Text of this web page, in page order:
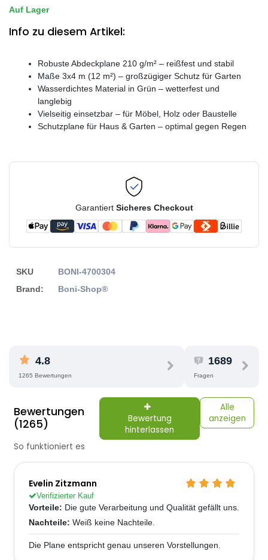
Auf Lager
Info zu diesem Artikel:
Robuste Abdeckplane 210 g/m² – reißfest und stabil
Maße 3x4 m (12 m²) – großzügiger Schutz für Garten
Wasserdichtes Material in Grün – wetterfest und
langlebig
Vielseitig einsetzbar – für Möbel, Holz oder Baustelle
Schutzplane für Haus & Garten – optimal gegen Regen
Garantiert Sicheres Checkout
SKU
BONI-4700304
Brand:
Boni-Shop®
4.8
1265 Bewertungen
1689
Fragen
Bewertungen
(1265)
Bewertung
hinterlassen
Alle
anzeigen
So funktioniert es
Evelin Zitzmann
Verifizierter Kauf
Vorteile: Die gute Verarbeitung und Qualität gefällt uns.
Nachteile: Weiß keine Nachteile.
Die Plane entspricht genau unseren Vorstellungen.